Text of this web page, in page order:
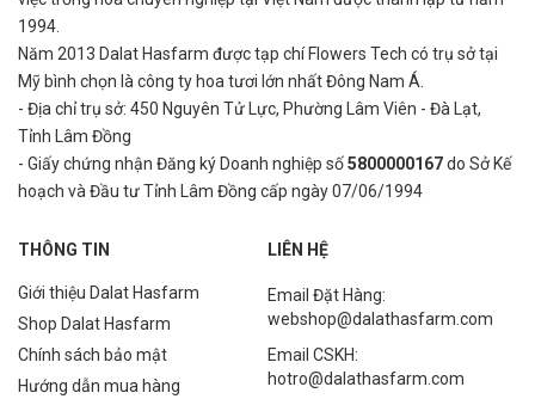
1994.
Năm 2013 Dalat Hasfarm được tạp chí Flowers Tech có trụ sở tại
Mỹ bình chọn là công ty hoa tươi lớn nhất Đông Nam Á.
- Địa chỉ trụ sở: 450 Nguyên Tử Lực, Phường Lâm Viên - Đà Lạt,
Tỉnh Lâm Đồng
- Giấy chứng nhận Đăng ký Doanh nghiệp số5800000167do Sở Kế
hoạch và Đầu tư Tỉnh Lâm Đồng cấp ngày 07/06/1994
THÔNG TIN
Giới thiệu Dalat Hasfarm
Shop Dalat Hasfarm
Chính sách bảo mật
Hướng dẫn mua hàng
LIÊN HỆ
Email Đặt Hàng:
webshop@dalathasfarm.com
Email CSKH:
hotro@dalathasfarm.com